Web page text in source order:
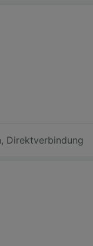
, Direktverbindung